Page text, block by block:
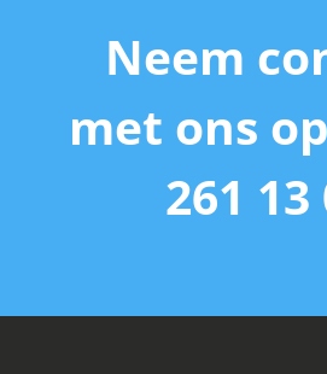
Neem
met ons
261 13